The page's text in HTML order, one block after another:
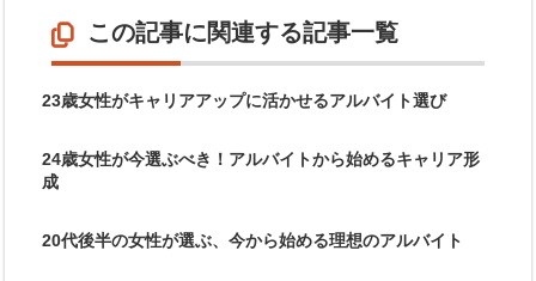
この記事に関連する記事一覧
23歳女性がキャリアアップに活かせるアルバイト選び
24歳女性が今選ぶべき！アルバイトから始めるキャリア形
成
20代後半の女性が選ぶ、今から始める理想のアルバイト